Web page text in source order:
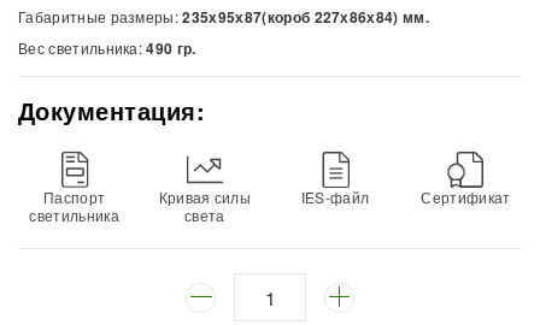
Габаритные размеры:235х95х87(короб 227х86х84) мм.
Вес светильника:490 гр.
Документация:
Паспорт
светильника
Кривая силы
света
IES-файл Сертификат